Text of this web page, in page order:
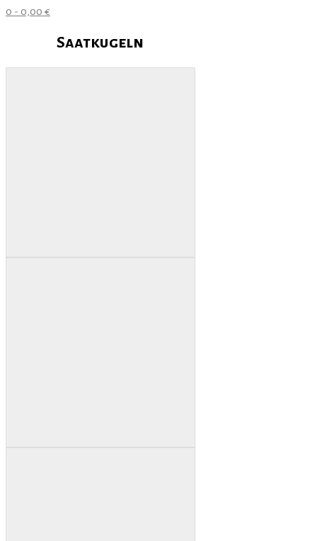
0 - 0,00 €
Saatkugeln